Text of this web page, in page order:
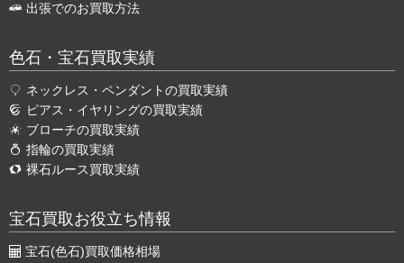
出張でのお買取方法
色石・宝石買取実績
ネックレス・ペンダントの買取実績
ピアス・イヤリングの買取実績
ブローチの買取実績
指輪の買取実績
裸石ルース買取実績
宝石買取お役立ち情報
宝石(色石)買取価格相場